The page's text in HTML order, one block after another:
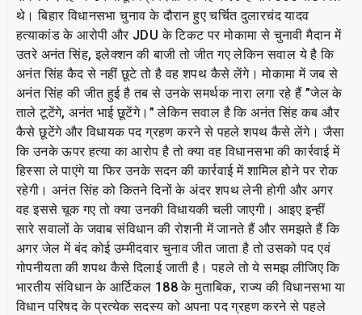
थे। बिहार विधानसभा चुनाव के दौरान हुए चर्चित दुलारचंद यादव
हत्याकांड के आरोपी और JDU के टिकट पर मोकामा से चुनावी मैदान में
उतरे अनंत सिंह, इलेक्शन की बाजी तो जीत गए लेकिन सवाल ये है कि
अनंत सिंह कैद से नहीं छूटे तो है वह शपथ कैसे लेंगे। मोकामा में जब से
अनंत सिंह की जीत हुई है तब से उनके समर्थक नारा लगा रहे हैं ”जेल के
ताले टूटेंगे, अनंत भाई छूटेंगे।” लेकिन सवाल है कि अनंत सिंह कब और
कैसे छूटेंगे और विधायक पद ग्रहण करने से पहले शपथ कैसे लेंगे। जैसा
कि उनके ऊपर हत्या का आरोप है तो क्या वह विधानसभा की कार्रवाई में
हिस्सा ले पाएंगे या फिर उनके सदन की कार्रवाई में शामिल होने पर रोक
रहेगी। अनंत सिंह को कितने दिनों के अंदर शपथ लेनी होगी और अगर
वह इससे चूक गए तो क्या उनकी विधायकी चली जाएगी। आइए इन्हीं
सारे सवालों के जवाब संविधान की रोशनी में जानते हैं और समझते हैं कि
अगर जेल में बंद कोई उम्मीदवार चुनाव जीत जाता है तो उसको पद एवं
गोपनीयता की शपथ कैसे दिलाई जाती है। पहले तो ये समझ लीजिए कि
भारतीय संविधान के आर्टिकल 188 के मुताबिक, राज्य की विधानसभा या
विधान परिषद के प्रत्येक सदस्य को अपना पद ग्रहण करने से पहले